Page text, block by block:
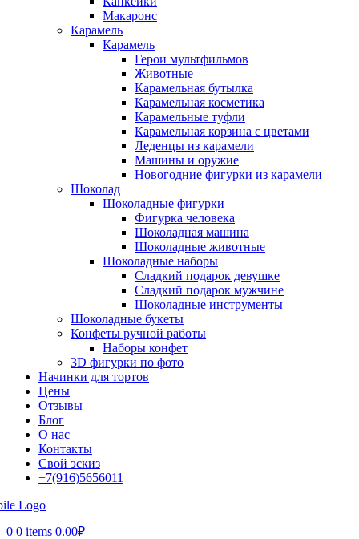
Макаронс
Карамель
Карамель
Герои мультфильмов
Животные
Карамельная бутылка
Карамельная косметика
Карамельные туфли
Карамельная корзина с цветами
Леденцы из карамели
Машины и оружие
Новогодние фигурки из карамели
Шоколад
Шоколадные фигурки
Фигурка человека
Шоколадная машина
Шоколадные животные
Шоколадные наборы
Сладкий подарок девушке
Сладкий подарок мужчине
Шоколадные инструменты
Шоколадные букеты
Конфеты ручной работы
Наборы конфет
3D фигурки по фото
Начинки для тортов
Цены
Отзывы
Блог
О нас
Контакты
Свой эскиз
+7(916)5656011
0 0 items 0.00₽